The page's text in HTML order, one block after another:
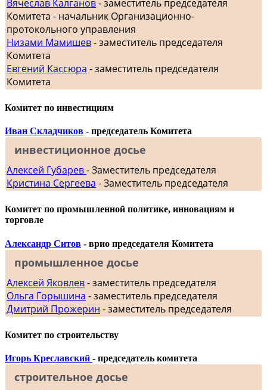
Вячеслав Калганов- заместитель председателя
Комитета - начальник Организационно-
протокольного управления
Низами Мамишев- заместитель председателя
Комитета
Евгений Кассюра - заместитель председателя
Комитета
Комитет по инвестициям
Иван Складчиков - председатель Комитета
инвестиционное досье
Алексей Губарев- Заместитель председателя
Кристина Сергеева - Заместитель председателя
Комитет по промышленной политике, инновациям и
торговле
Александр Ситов - врио председателя Комитета
промышленное досье
Алексей Яковлев- заместитель председателя
Ольга Горышина - заместитель председателя
Дмитрий Прожерин - заместитель председателя
Комитет по строительству
Игорь Креславский - председатель комитета
строительное досье